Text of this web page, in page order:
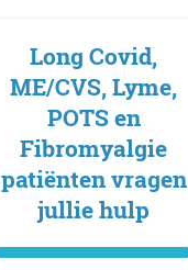
Long Covid,
ME/CVS, Lyme,
POTS en
Fibromyalgie
patiënten vragen
jullie hulp